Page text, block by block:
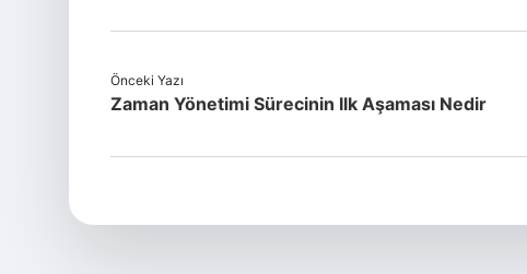
Önceki Yazı
Zaman Yönetimi Sürecinin Ilk Aşaması Nedir